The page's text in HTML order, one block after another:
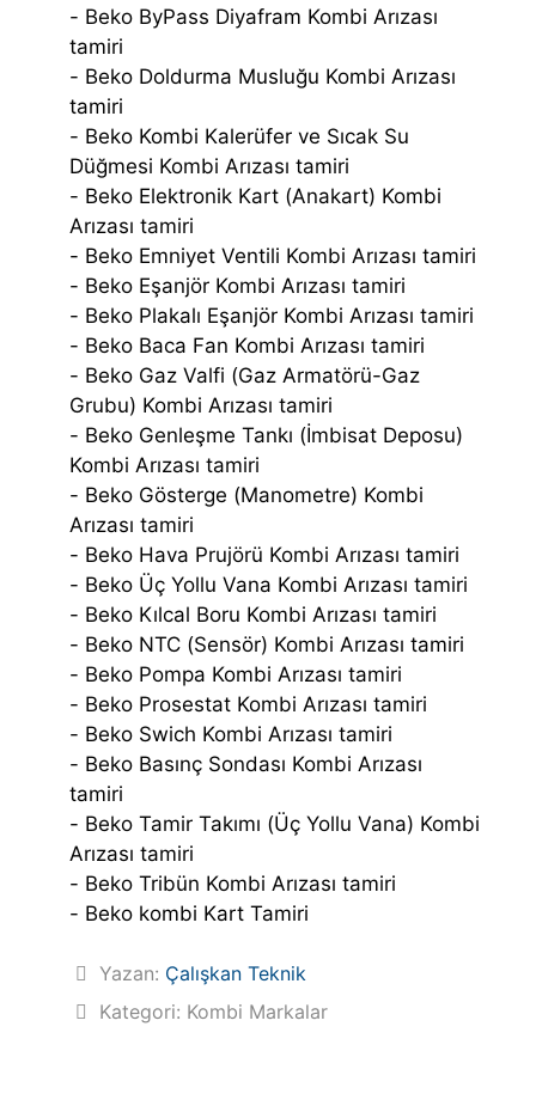
- Beko ByPass Diyafram Kombi Arızası
tamiri
- Beko Doldurma Musluğu Kombi Arızası
tamiri
- Beko Kombi Kalerüfer ve Sıcak Su
Düğmesi Kombi Arızası tamiri
- Beko Elektronik Kart (Anakart) Kombi
Arızası tamiri
- Beko Emniyet Ventili Kombi Arızası tamiri
- Beko Eşanjör Kombi Arızası tamiri
- Beko Plakalı Eşanjör Kombi Arızası tamiri
- Beko Baca Fan Kombi Arızası tamiri
- Beko Gaz Valfi (Gaz Armatörü-Gaz
Grubu) Kombi Arızası tamiri
- Beko Genleşme Tankı (İmbisat Deposu)
Kombi Arızası tamiri
- Beko Gösterge (Manometre) Kombi
Arızası tamiri
- Beko Hava Prujörü Kombi Arızası tamiri
- Beko Üç Yollu Vana Kombi Arızası tamiri
- Beko Kılcal Boru Kombi Arızası tamiri
- Beko NTC (Sensör) Kombi Arızası tamiri
- Beko Pompa Kombi Arızası tamiri
- Beko Prosestat Kombi Arızası tamiri
- Beko Swich Kombi Arızası tamiri
- Beko Basınç Sondası Kombi Arızası
tamiri
- Beko Tamir Takımı (Üç Yollu Vana) Kombi
Arızası tamiri
- Beko Tribün Kombi Arızası tamiri
- Beko kombi Kart Tamiri
Yazan: Çalışkan Teknik
Kategori: Kombi Markalar